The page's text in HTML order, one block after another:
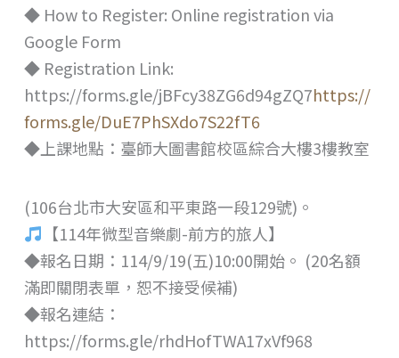
◆ How to Register: Online registration via
Google Form
◆ Registration Link:
https://forms.gle/jBFcy38ZG6d94gZQ7https://
forms.gle/DuE7PhSXdo7S22fT6
◆上課地點：臺師大圖書館校區綜合大樓3樓教室
(106台北市大安區和平東路一段129號)。
【114年微型音樂劇-前方的旅人】
◆報名日期：114/9/19(五)10:00開始。 (20名額
滿即關閉表單，恕不接受候補)
◆報名連結：
https://forms.gle/rhdHofTWA17xVf968